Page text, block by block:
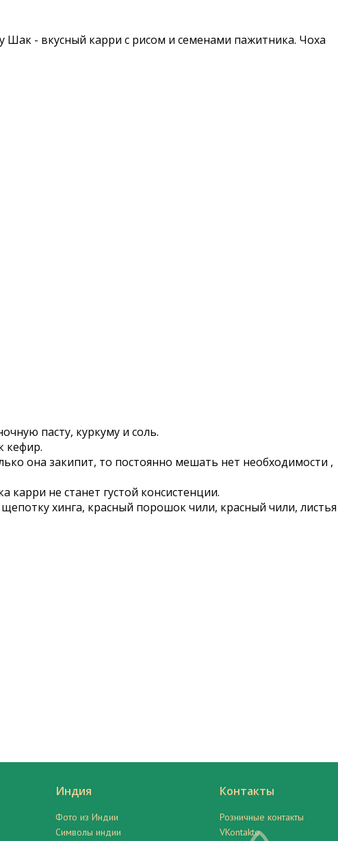
- вкусный карри с рисом и семенами пажитника. Чоха
пасту, куркуму и соль.
кефир.
она закипит, то постоянно мешать нет необходимости ,
карри не станет густой консистенции.
хинга, красный порошок чили, красный чили, листья
Индия
Фото из Индии
Символы индии
Контакты
Розничные контакты
VKontakte